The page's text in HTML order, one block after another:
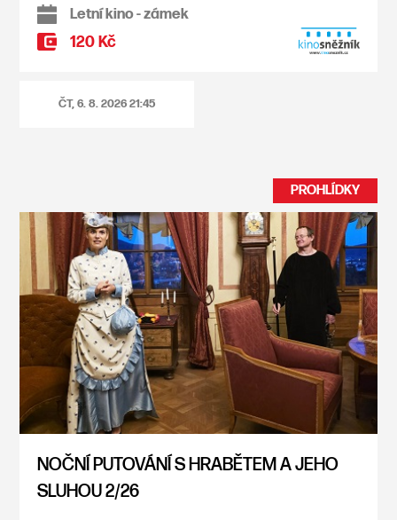
Letní kino - zámek
120 Kč
ČT, 6. 8. 202621:45
PROHLÍDKY
NOČNÍ PUTOVÁNÍ S HRABĚTEM A JEHO
SLUHOU 2/26